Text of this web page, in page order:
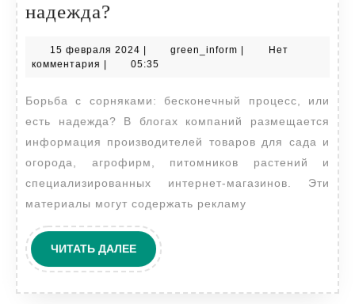
надежда?
сорняками:
процесс,
или
есть
надежда?
15 февраля 2024 15
февраля
| green_inform green_inform
|
Нет
комментария | 05:35
Борьба с сорняками: бесконечный процесс, или
есть надежда? В блогах компаний размещается
информация производителей товаров для сада и
огорода, агрофирм, питомников растений и
специализированных интернет-магазинов. Эти
материалы могут содержать рекламу
ЧИТАТЬ ДАЛЕЕЧИТАТЬ
ДАЛЕЕ